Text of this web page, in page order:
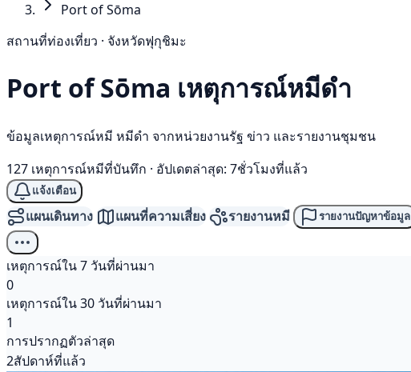
Port of Sōma
สถานที่ท่องเที่ยว · จังหวัดฟุกุชิมะ
Port of Sōma เหตุการณ์หมีดำ
ข้อมูลเหตุการณ์หมี หมีดำ จากหน่วยงานรัฐ ข่าว และรายงานชุมชน
127 เหตุการณ์หมีที่บันทึก · อัปเดตล่าสุด: 7ชั่วโมงที่แล้ว
แจ้งเตือน
แผนเดินทาง แผนที่ความเสี่ยง รายงานหมี รายงานปัญหาข้อมูล
เหตุการณ์ใน 7 วันที่ผ่านมา
0
เหตุการณ์ใน 30 วันที่ผ่านมา
1
การปรากฏตัวล่าสุด
2สัปดาห์ที่แล้ว